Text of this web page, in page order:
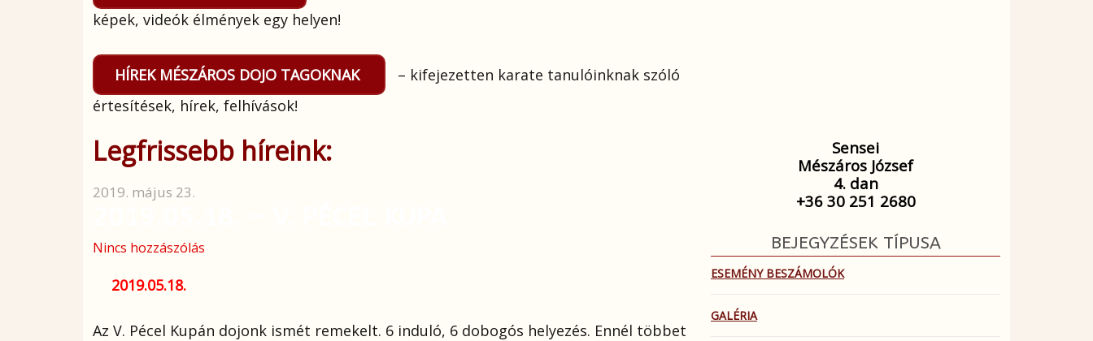
képek, videók élmények egy helyen!
HÍREK MÉSZÁROS DOJO TAGOKNAK
– kifejezetten karate tanulóinknak szóló
értesítések, hírek, felhívások!
Legfrissebb híreink:
2019. május 23.
Nincs hozzászólás
2019.05.18.
Az V. Pécel Kupán dojonk ismét remekelt. 6 induló, 6 dobogós helyezés. Ennél többet
Sensei
Mészáros József
4. dan
+36 30 251 2680
BEJEGYZÉSEK TÍPUSA
ESEMÉNY BESZÁMOLÓK
GALÉRIA